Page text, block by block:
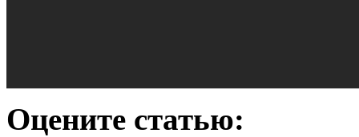
Оцените статью: